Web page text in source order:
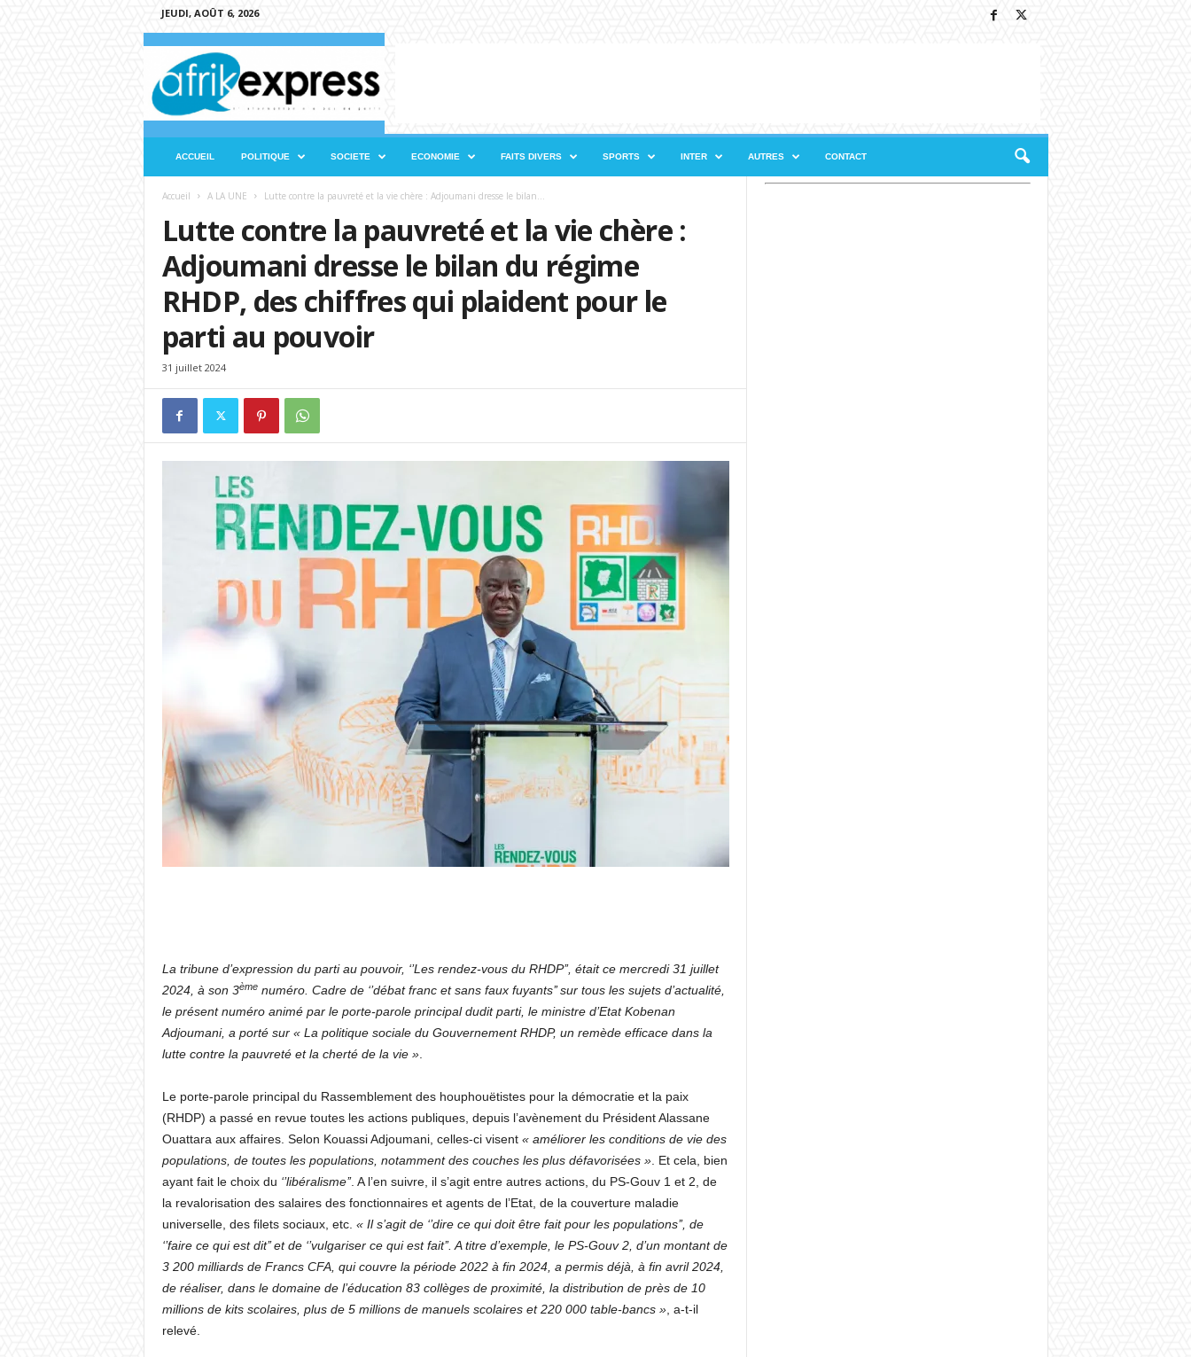
JEUDI, AOÛT 6, 2026
e
ACCUEIL POLITIQUE SOCIETE ECONOMIE FAITS DIVERS SPORTS INTER AUTRES CONTACT
Accueil A LA UNE Lutte contre la pauvreté et la vie chère : Adjoumani dresse le bilan...
Lutte contre la pauvreté et la vie chère :
Adjoumani dresse le bilan du régime
RHDP, des chiffres qui plaident pour le
parti au pouvoir
31 juillet 2024
La tribune d’expression du parti au pouvoir, ‘’Les rendez-vous du RHDP’’, était ce mercredi 31 juillet
2024, à son 3èmenuméro. Cadre de ‘’débat franc et sans faux fuyants’’ sur tous les sujets d’actualité,
le présent numéro animé par le porte-parole principal dudit parti, le ministre d’Etat Kobenan
Adjoumani, a porté sur « La politique sociale du Gouvernement RHDP, un remède efficace dans la
lutte contre la pauvreté et la cherté de la vie ».
Le porte-parole principal du Rassemblement des houphouëtistes pour la démocratie et la paix
(RHDP) a passé en revue toutes les actions publiques, depuis l’avènement du Président Alassane
Ouattara aux affaires. Selon Kouassi Adjoumani, celles-ci visent « améliorer les conditions de vie des
populations, de toutes les populations, notamment des couches les plus défavorisées ». Et cela, bien
ayant fait le choix du ‘’libéralisme’’. A l’en suivre, il s’agit entre autres actions, du PS-Gouv 1 et 2, de
la revalorisation des salaires des fonctionnaires et agents de l’Etat, de la couverture maladie
universelle, des filets sociaux, etc. « Il s’agit de ‘’dire ce qui doit être fait pour les populations’’, de
‘’faire ce qui est dit’’ et de ‘’vulgariser ce qui est fait’’. A titre d’exemple, le PS-Gouv 2, d’un montant de
3 200 milliards de Francs CFA, qui couvre la période 2022 à fin 2024, a permis déjà, à fin avril 2024,
de réaliser, dans le domaine de l’éducation 83 collèges de proximité, la distribution de près de 10
millions de kits scolaires, plus de 5 millions de manuels scolaires et 220 000 table-bancs », a-t-il
relevé.